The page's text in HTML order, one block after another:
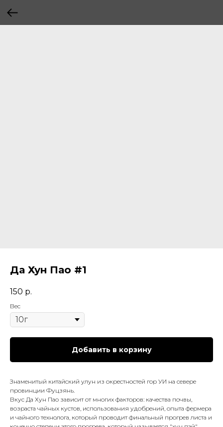
Да Хун Пао #1
150 р.
Вес
Добавить в корзину
Знаменитый китайский улун из окрестностей гор УИ на севере
провинции Фуцзянь.
Вкус Да Хун Пао зависит от многих факторов: качества почвы,
возраста чайных кустов, использования удобрений, опыта фермера
и чайного технолога, который проводит финальный прогрев листа и